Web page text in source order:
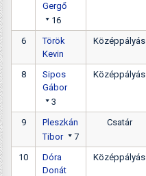
Gergő
16
6
Török
Kevin
Középpályás
8
Sipos
Gábor
3
Középpályás
9
Pleszkán
Tibor
7
Csatár
10
Dóra
Donát
Középpályás